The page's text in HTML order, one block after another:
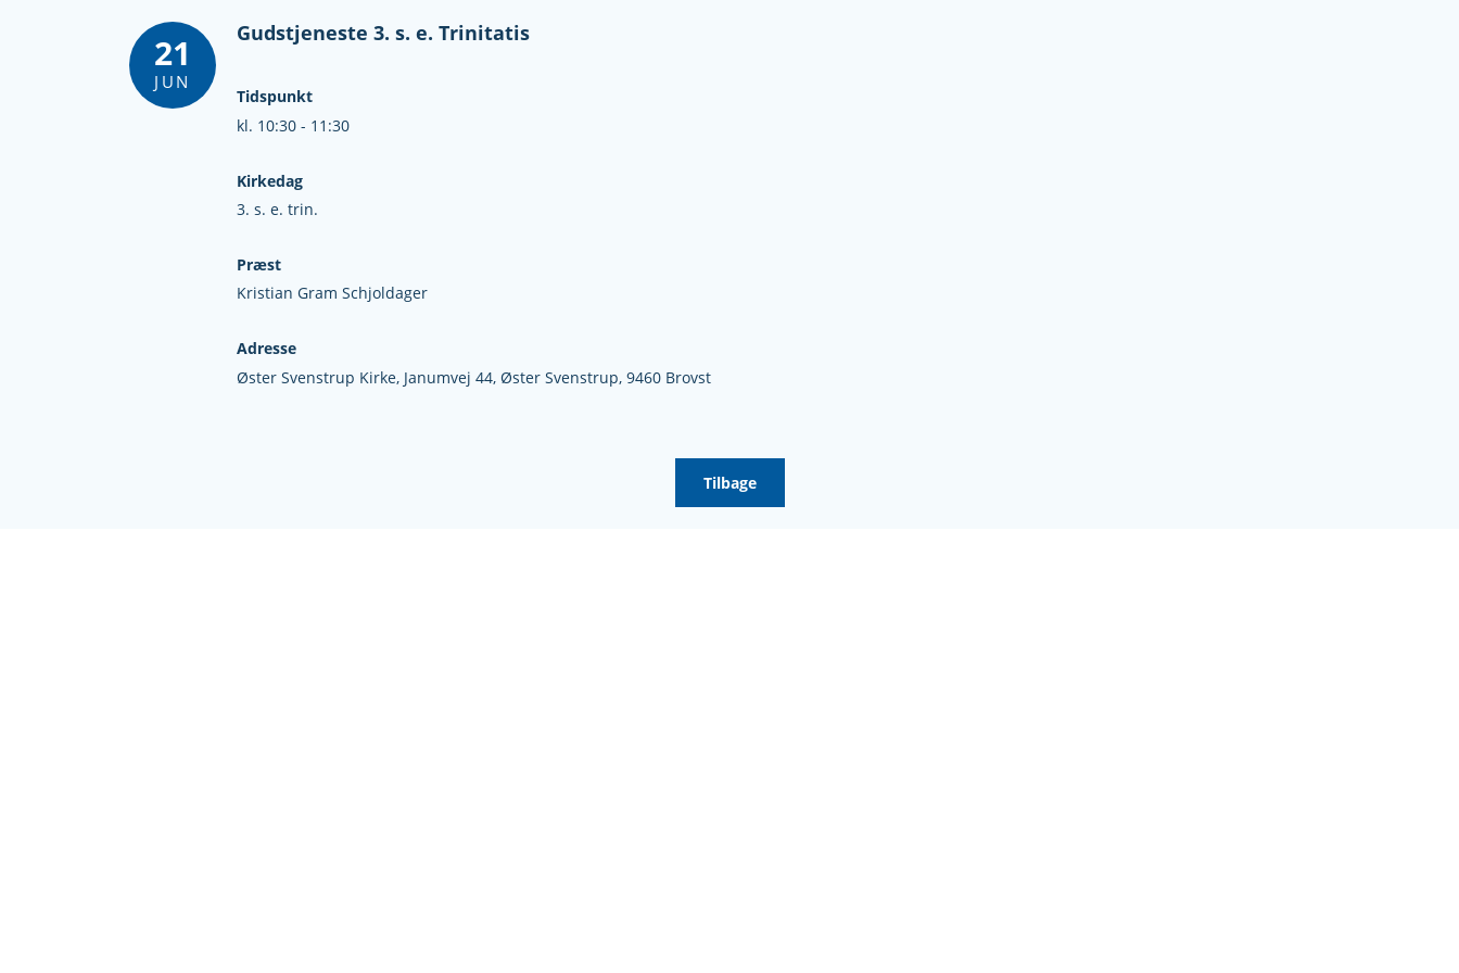
21
JUN
Gudstjeneste 3. s. e. Trinitatis
Tidspunkt
kl. 10:30 - 11:30
Kirkedag
3. s. e. trin.
Præst
Kristian Gram Schjoldager
Adresse
Øster Svenstrup Kirke, Janumvej 44, Øster Svenstrup, 9460 Brovst
Tilbage